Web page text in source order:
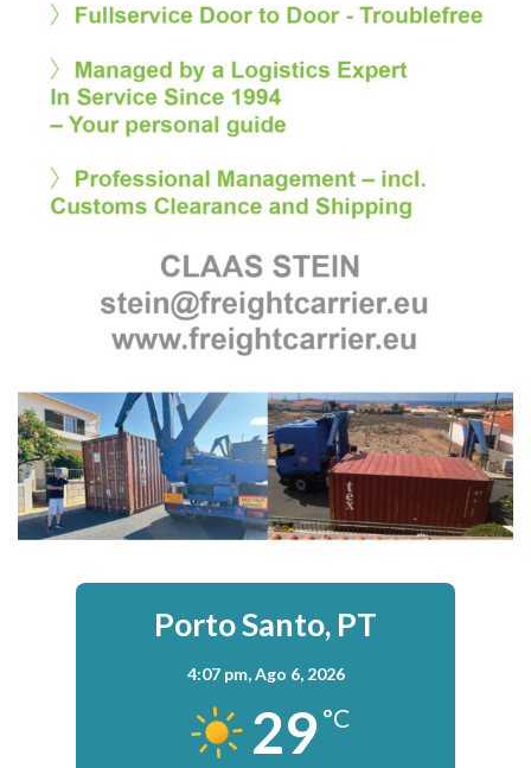
Porto Santo, PT
4:07 pm,Ago 6, 2026
29 °C